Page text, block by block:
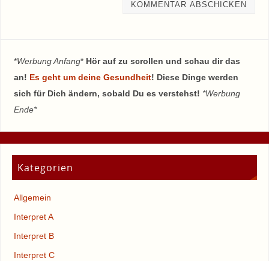
*Werbung Anfang* Hör auf zu scrollen und schau dir das
an! Es geht um deine Gesundheit! Diese Dinge werden
sich für Dich ändern, sobald Du es verstehst! *Werbung
Ende*
Kategorien
Allgemein
Interpret A
Interpret B
Interpret C